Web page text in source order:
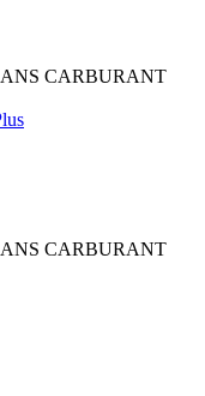
CARBURANT
CARBURANT